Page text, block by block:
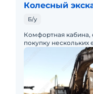
Колесный
Б/у
Комфортная кабина,
покупку
дилера.